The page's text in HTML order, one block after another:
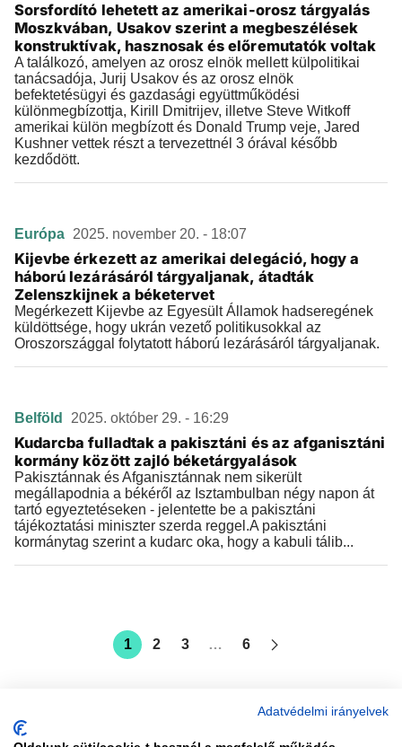
Sorsfordító lehetett az amerikai-orosz tárgyalás
Moszkvában, Usakov szerint a megbeszélések
konstruktívak, hasznosak és előremutatók voltak
A találkozó, amelyen az orosz elnök mellett külpolitikai
tanácsadója, Jurij Usakov és az orosz elnök
befektetésügyi és gazdasági együttműködési
különmegbízottja, Kirill Dmitrijev, illetve Steve Witkoff
amerikai külön megbízott és Donald Trump veje, Jared
Kushner vettek részt a tervezettnél 3 órával később
kezdődött.
Európa 2025. november 20. - 18:07
Kijevbe érkezett az amerikai delegáció, hogy a
háború lezárásáról tárgyaljanak, átadták
Zelenszkijnek a béketervet
Megérkezett Kijevbe az Egyesült Államok hadseregének
küldöttsége, hogy ukrán vezető politikusokkal az
Oroszországgal folytatott háború lezárásáról tárgyaljanak.
Belföld 2025. október 29. - 16:29
Kudarcba fulladtak a pakisztáni és az afganisztáni
kormány között zajló béketárgyalások
Pakisztánnak és Afganisztánnak nem sikerült
megállapodnia a békéről az Isztambulban négy napon át
tartó egyeztetéseken - jelentette be a pakisztáni
tájékoztatási miniszter szerda reggel.A pakisztáni
kormánytag szerint a kudarc oka, hogy a kabuli tálib...
1 2 3 … 6
Adatvédelmi irányelvek